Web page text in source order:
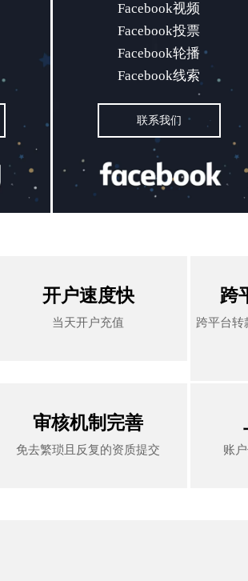
Facebook视频
Facebook投票
Facebook轮播
Facebook线索
联系我们
Facebook视频广告
Facebook投票广告
Facebook轮播广告
Facebook线索广告
联系我们
开户速度快
当天开户充值
开户速度快
当天开户充值
跨
跨平台转
跨
跨平台转
审核机制完善
免去繁琐且反复的资质提交
审核机制完善
免去繁琐且反复的资质提交 账
账